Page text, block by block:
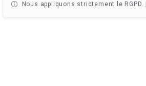
Nous appliquons strictement le RGPD.